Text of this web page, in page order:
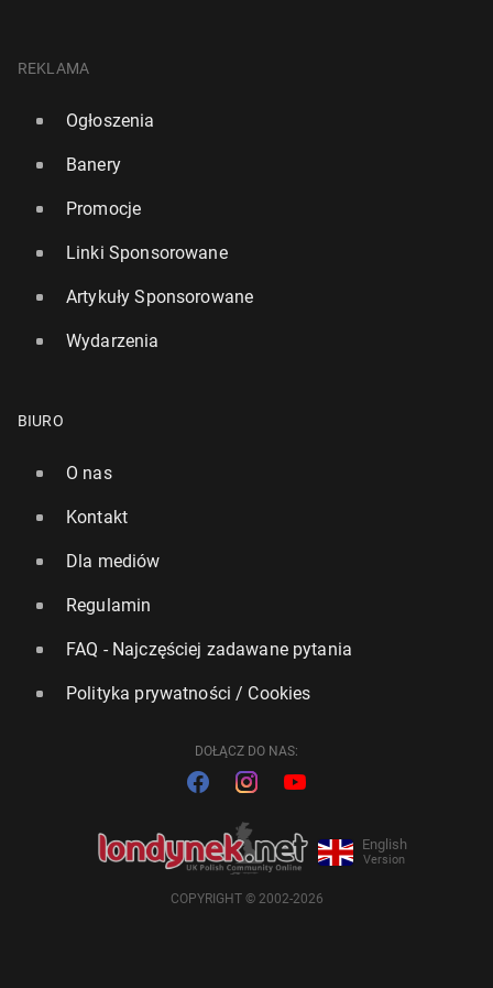
REKLAMA
Ogłoszenia
Banery
Promocje
Linki Sponsorowane
Artykuły Sponsorowane
Wydarzenia
BIURO
O nas
Kontakt
Dla mediów
Regulamin
FAQ - Najczęściej zadawane pytania
Polityka prywatności / Cookies
DOŁĄCZ DO NAS:
English
Version
COPYRIGHT © 2002-2026